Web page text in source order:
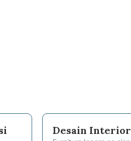
Desain Interior